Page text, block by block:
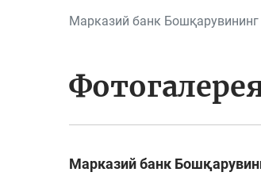
Марказий банк Бошқарувининг
Марказий банк